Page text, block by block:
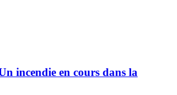
incendie en cours dans la